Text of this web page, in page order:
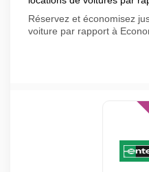
Réservez et économisez
voiture par rapport à